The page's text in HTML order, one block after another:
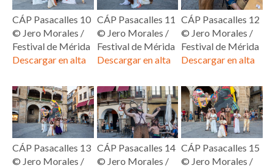
CÁP Pasacalles 10
© Jero Morales /
Festival de Mérida
Descargar en alta
CÁP Pasacalles 11
© Jero Morales /
Festival de Mérida
Descargar en alta
CÁP Pasacalles 12
© Jero Morales /
Festival de Mérida
Descargar en alta
CÁP Pasacalles 13
© Jero Morales /
CÁP Pasacalles 14
© Jero Morales /
CÁP Pasacalles 15
© Jero Morales /